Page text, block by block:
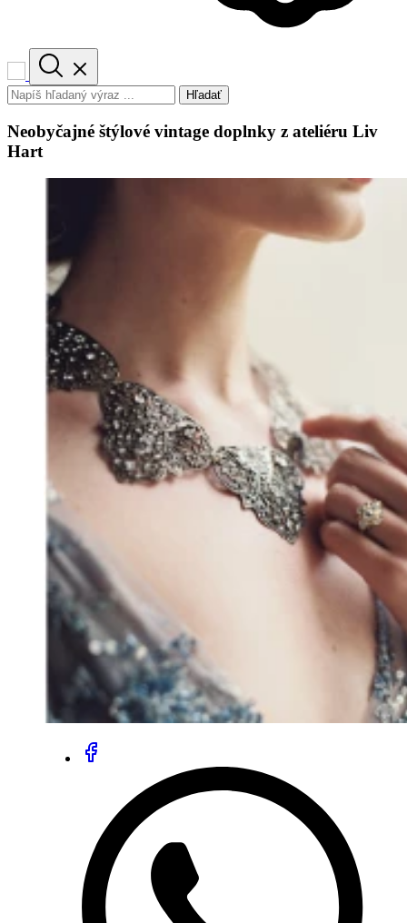
Hľadať
Neobyčajné štýlové vintage doplnky z ateliéru Liv
Hart